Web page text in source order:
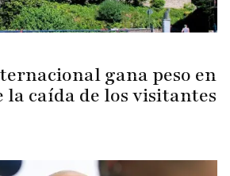
gana peso en
caída de los visitantes